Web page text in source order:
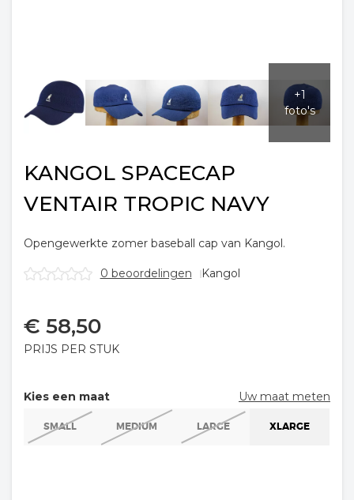
KANGOL SPACECAP
VENTAIR TROPIC NAVY
Opengewerkte zomer baseball cap van Kangol.
0 beoordelingen Kangol
€ 58,50
PRIJS PER STUK
Kies een maat Uw maat meten
SMALL MEDIUM LARGE XLARGE